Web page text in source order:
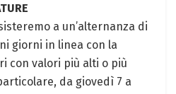
a un’alternanza di
giorni in linea con la
con valori più alti o più
da giovedì 7 a